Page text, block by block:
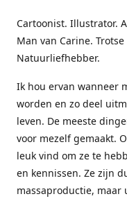
Cartoonist. Illustrator.
Man van Carine.
Natuurliefhebber.
Ik hou ervan wanneer
worden en zo deel
leven. De meeste
voor mezelf gemaakt.
leuk vind om ze te
en kennissen. Ze zijn
massaproductie, maar